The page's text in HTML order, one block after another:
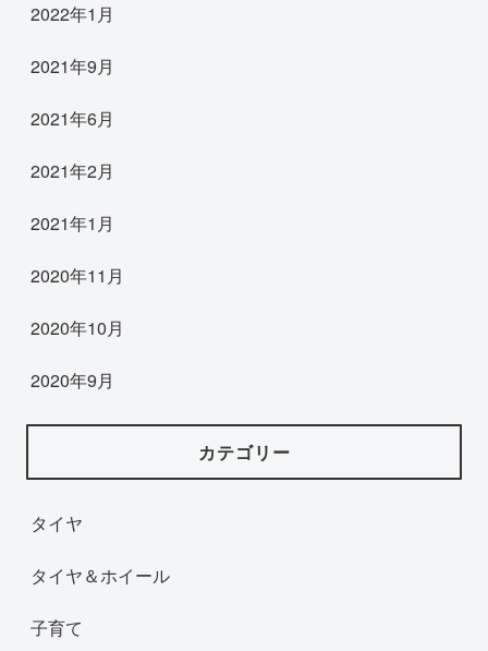
2022年1月
2021年9月
2021年6月
2021年2月
2021年1月
2020年11月
2020年10月
2020年9月
カテゴリー
タイヤ
タイヤ＆ホイール
子育て